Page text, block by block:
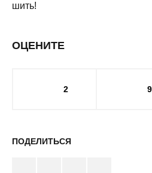
шить!
ОЦЕНИТЕ
2 9
ПОДЕЛИТЬСЯ